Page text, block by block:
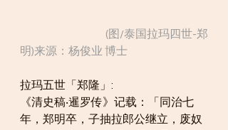
明)来源：杨俊业 博士
拉玛五世「郑隆」:
《清史稿‧暹罗传》记载：「同治七
年，郑明卒，子抽拉郎公继立，废奴